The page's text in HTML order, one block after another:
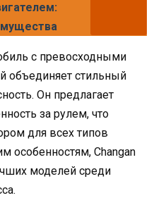
с превосходными
объединяет стильный
Он предлагает
за рулем, что
для всех типов
особенностям, Changan
моделей среди